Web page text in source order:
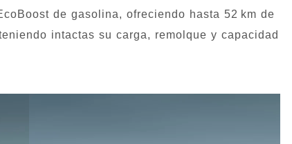
de gasolina, ofreciendo hasta 52 km de
intactas su carga, remolque y capacidad